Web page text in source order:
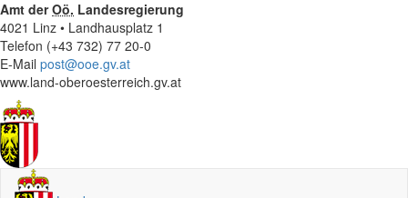
Amt derOö. Landesregierung
4021 Linz • Landhausplatz 1
Telefon (+43 732) 77 20-0
E-Mail post@ooe.gv.at
www.land-oberoesterreich.gv.at